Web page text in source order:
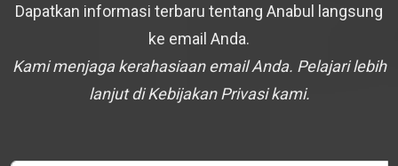
Dapatkan informasi terbaru tentang Anabul langsung
ke email Anda.
Kami menjaga kerahasiaan email Anda. Pelajari lebih
lanjut di Kebijakan Privasi kami.